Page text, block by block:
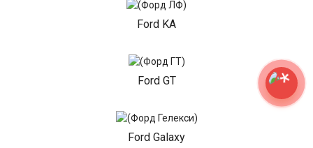
Ford KA
Ford GT
Ford Galaxy